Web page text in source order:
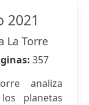
2021
La Torre
357
analiza
planetas